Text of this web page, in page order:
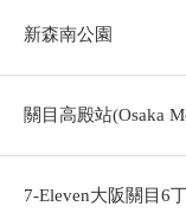
新森南公園
關目高殿站(Osaka
7-Eleven大阪關目6